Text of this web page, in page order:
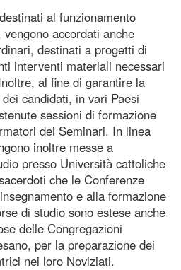
al funzionamento
accordati anche
destinati a progetti di
interventi materiali necessari
al fine di garantire la
candidati, in vari Paesi
sessioni di formazione
dei Seminari. In linea
inoltre messe a
presso Università cattoliche
che le Conferenze
e alla formazione
di studio sono estese anche
delle Congregazioni
per la preparazione dei
nei loro Noviziati.